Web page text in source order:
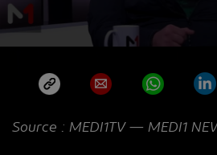
Source : MEDI1TV — MEDI1